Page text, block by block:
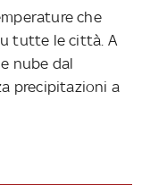
che
tutte le città. A
nube dal
precipitazioni a